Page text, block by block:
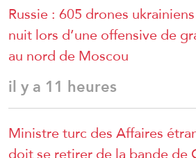
Russie : 605 drones
nuit lors d’une offensive de
au nord de Moscou
il y a 11 heures
Ministre turc des Affaires